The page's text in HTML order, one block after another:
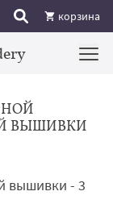
корзина
ВЫШИВКИ
вышивки - 3